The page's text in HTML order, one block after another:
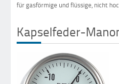
für gasförmige und flüssige, nicht
Kapselfeder-